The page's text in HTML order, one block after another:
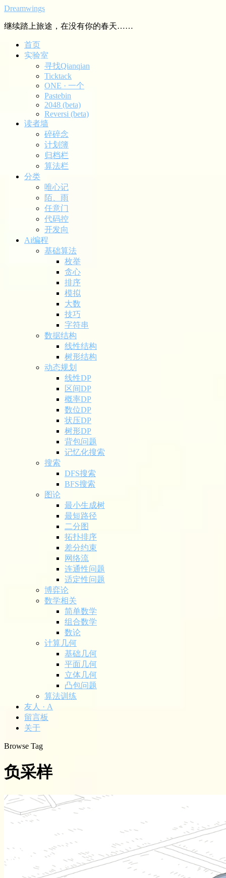
Dreamwings
继续踏上旅途，在没有你的春天……
首页
实验室
寻找Qianqian
Ticktack
ONE · 一个
Pastebin
2048 (beta)
Reversi (beta)
读者墙
碎碎念
计划簿
归档栏
算法栏
分类
唯心记
陌、雨
任意门
代码控
开发向
Ai编程
基础算法
枚举
贪心
排序
模拟
大数
技巧
字符串
数据结构
线性结构
树形结构
动态规划
线性DP
区间DP
概率DP
数位DP
状压DP
树形DP
背包问题
记忆化搜索
搜索
DFS搜索
BFS搜索
图论
最小生成树
最短路径
二分图
拓扑排序
差分约束
网络流
连通性问题
适定性问题
博弈论
数学相关
简单数学
组合数学
数论
计算几何
基础几何
平面几何
立体几何
凸包问题
算法训练
友人 · A
留言板
关于
Browse Tag
负采样